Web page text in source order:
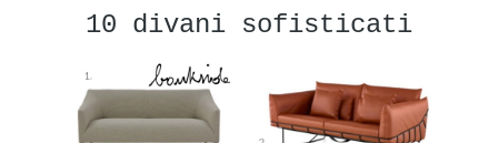
10 divani sofisticati